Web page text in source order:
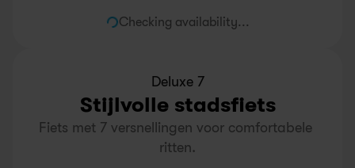
Deluxe 7
Stijlvolle stadsfiets
Fiets met 7 versnellingen voor comfortabele
ritten.
Checking availability...